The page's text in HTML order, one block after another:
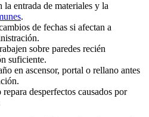
entrada de materiales y la
.
de fechas si afectan a
sobre paredes recién
suficiente.
en ascensor, portal o rellano antes
desperfectos causados por